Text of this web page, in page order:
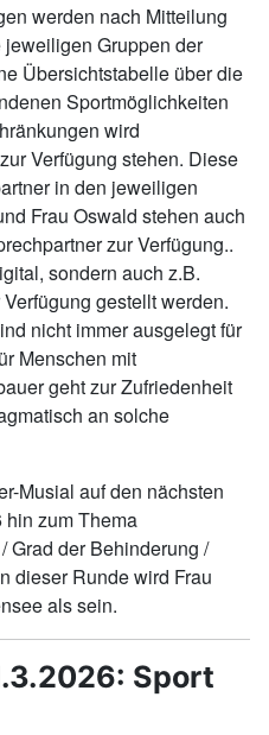
werden nach Mitteilung
Gruppen der
Übersichtstabelle über die
Sportmöglichkeiten
wird
Verfügung stehen. Diese
in den jeweiligen
Frau Oswald stehen auch
zur Verfügung..
sondern auch z.B.
gestellt werden.
nicht immer ausgelegt für
Menschen mit
geht zur Zufriedenheit
an solche
Musial auf den nächsten
hin zum Thema
Grad der Behinderung /
dieser Runde wird Frau
als sein.
Sport